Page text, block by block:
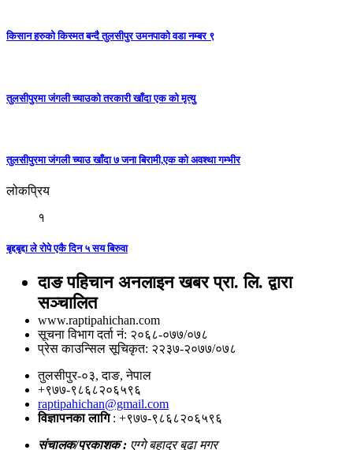
किसान हरुको किस्मत बन्दै तुलसीपुर उमनपाको वडा नम्बर ९
तुलसीपुरमा जंगली च्याउको तरकारी खाँदा एक को मृत्यु
तुलसीपुरमा जंगली च्याउ खाँदा ७ जना बिरामी,एक को अवश्था गम्भीर
लोकप्रिय
१
बृद्दबृद्दा ले रोपे एकै दिन ५ सय बिरुवा
दाङ पहिचान अनलाइन खबर प्रा. लि. द्वारा
सञ्चालित
www.raptipahichan.com
सूचना विभाग दर्ता नं: २०६८-०७७/०७८
प्रेस काउन्सिल सूचिकृत: २२३७-२०७७/०७८
तुलसीपुर-०३, दाङ, नेपाल
+९७७-९८६८२०६५९६
raptipahichan@gmail.com
विज्ञापनका लागि: +९७७-९८६८२०६५९६
संचालक/प्रकाशक : एग्गे बहादुर बुढा मगर